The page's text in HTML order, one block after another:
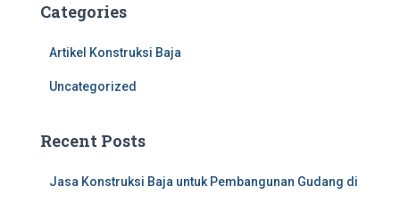
h
Categories
Artikel Konstruksi Baja
Uncategorized
Recent Posts
Jasa Konstruksi Baja untuk Pembangunan Gudang di